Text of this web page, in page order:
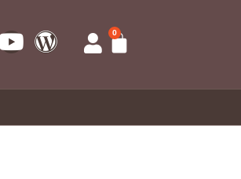
0